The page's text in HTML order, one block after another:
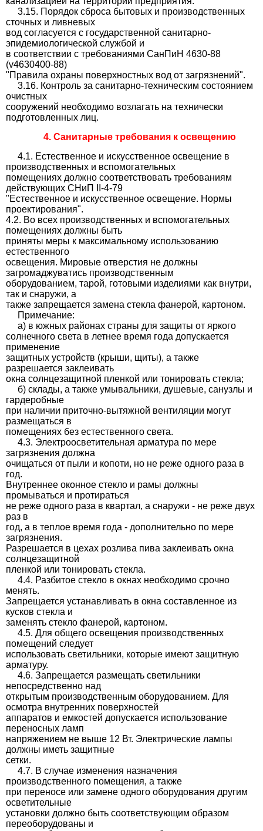
3.15. Порядок сброса бытовых и производственных
сточных и ливневых
вод согласуется с государственной санитарно-
эпидемиологической службой и
в соответствии с требованиями СанПиН 4630-88
(v4630400-88)
"Правила охраны поверхностных вод от загрязнений".
3.16. Контроль за санитарно-техническим состоянием
очистных
сооружений необходимо возлагать на технически
подготовленных лиц.
4. Санитарные требования к освещению
4.1. Естественное и искусственное освещение в
производственных и вспомогательных
помещениях должно соответствовать требованиям
действующих СНиП II-4-79
"Естественное и искусственное освещение. Нормы
проектирования".
4.2. Во всех производственных и вспомогательных
помещениях должны быть
приняты меры к максимальному использованию
естественного
освещения. Мировые отверстия не должны
загромаджуватись производственным
оборудованием, тарой, готовыми изделиями как внутри,
так и снаружи, а
также запрещается замена стекла фанерой, картоном.
Примечание:
а) в южных районах страны для защиты от яркого
солнечного света в летнее время года допускается
применение
защитных устройств (крыши, щиты), а также
разрешается заклеивать
окна солнцезащитной пленкой или тонировать стекла;
б) склады, а также умывальники, душевые, санузлы и
гардеробные
при наличии приточно-вытяжной вентиляции могут
размещаться в
помещениях без естественного света.
4.3. Электроосветительная арматура по мере
загрязнения должна
очищаться от пыли и копоти, но не реже одного раза в
год.
Внутреннее оконное стекло и рамы должны
промываться и протираться
не реже одного раза в квартал, а снаружи - не реже двух
раз в
год, а в теплое время года - дополнительно по мере
загрязнения.
Разрешается в цехах розлива пива заклеивать окна
солнцезащитной
пленкой или тонировать стекла.
4.4. Разбитое стекло в окнах необходимо срочно
менять.
Запрещается устанавливать в окна составленное из
кусков стекла и
заменять стекло фанерой, картоном.
4.5. Для общего освещения производственных
помещений следует
использовать светильники, которые имеют защитную
арматуру.
4.6. Запрещается размещать светильники
непосредственно над
открытым производственным оборудованием. Для
осмотра внутренних поверхностей
аппаратов и емкостей допускается использование
переносных ламп
напряжением не выше 12 Вт. Электрические лампы
должны иметь защитные
сетки.
4.7. В случае изменения назначения
производственного помещения, а также
при переносе или замене одного оборудования другим
осветительные
установки должно быть соответствующим образом
переоборудованы и